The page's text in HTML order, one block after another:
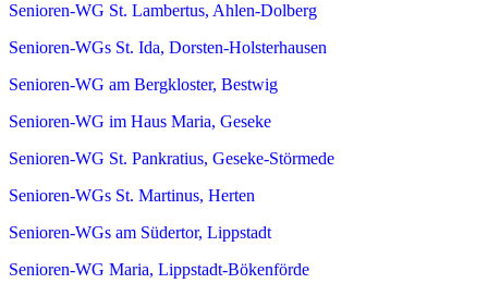
Senioren-WG St. Lambertus, Ahlen-Dolberg
Senioren-WGs St. Ida, Dorsten-Holsterhausen
Senioren-WG am Bergkloster, Bestwig
Senioren-WG im Haus Maria, Geseke
Senioren-WG St. Pankratius, Geseke-Störmede
Senioren-WGs St. Martinus, Herten
Senioren-WGs am Südertor, Lippstadt
Senioren-WG Maria, Lippstadt-Bökenförde